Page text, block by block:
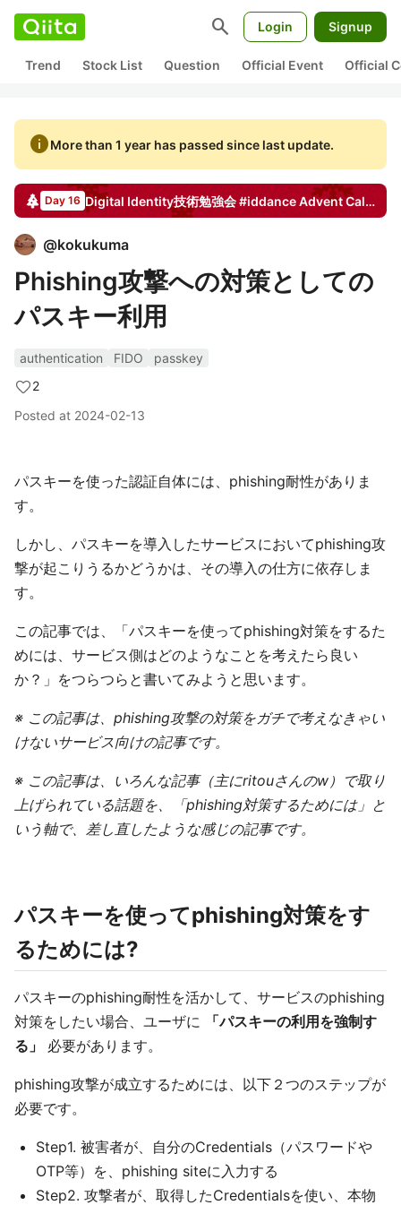
search Login Signup
Trend Stock List Question Official Event Official
infoMore than 1 year has passed since last update.
Day 16 Digital Identity技術勉強会 #iddanceAdvent Calendar
@kokukuma
Phishing攻撃への対策としての
パスキー利用
authentication FIDO
passkey
2
Posted at 2024-02-13
パスキーを使った認証自体には、phishing耐性がありま
す。
しかし、パスキーを導入したサービスにおいてphishing攻
撃が起こりうるかどうかは、その導入の仕方に依存しま
す。
この記事では、「パスキーを使ってphishing対策をするた
めには、サービス側はどのようなことを考えたら良い
か？」をつらつらと書いてみようと思います。
※ この記事は、phishing攻撃の対策をガチで考えなきゃい
けないサービス向けの記事です。
※ この記事は、いろんな記事（主にritouさんのw）で取り
上げられている話題を、「phishing対策するためには」と
いう軸で、差し直したような感じの記事です。
パスキーを使ってphishing対策をす
るためには?
パスキーのphishing耐性を活かして、サービスのphishing
対策をしたい場合、ユーザに
「パスキーの利用を強制す
る」
必要があります。
phishing攻撃が成立するためには、以下２つのステップが
必要です。
Step1. 被害者が、自分のCredentials（パスワードや
OTP等）を、phishing siteに入力する
Step2. 攻撃者が、取得したCredentialsを使い、本物